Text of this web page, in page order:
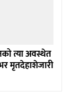
त्या अवस्थेत
मृतदेहाशेजारी